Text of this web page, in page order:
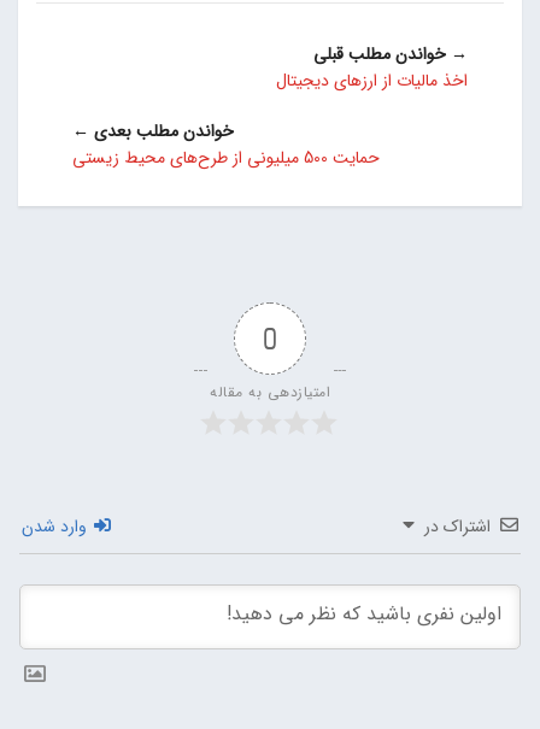
→ خواندن مطلب قبلی
اخذ مالیات از ارزهای دیجیتال
خواندن مطلب بعدی ←
حمایت 500 میلیونی از طرح‌های محیط زیستی
0
امتیازدهی به مقاله
اشتراک در وارد شدن